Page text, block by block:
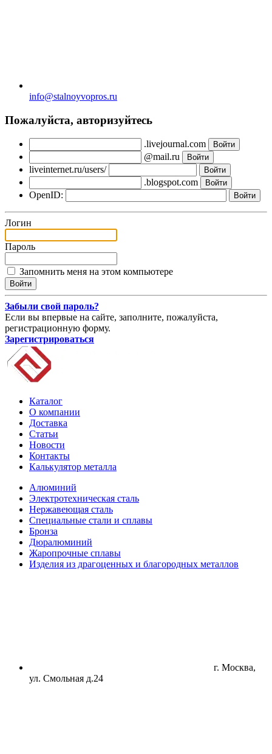
info@stalnoyvopros.ru
Пожалуйста, авторизуйтесь
.livejournal.com
@mail.ru
liveinternet.ru/users/
.blogspot.com
OpenID:
Логин
Пароль
Запомнить меня на этом компьютере
Забыли свой пароль?
Если вы впервые на сайте, заполните, пожалуйста,
регистрационную форму.
Зарегистрироваться
Каталог
О компании
Доставка
Статьи
Новости
Контакты
Калькулятор металла
Алюминий
Электротехническая сталь
Нержавеющая сталь
Специальные стали и сплавы
Бронза
Дюралюминий
Жаропрочные сплавы
Изделия из драгоценных и благородных металлов
г. Москва,
ул. Смольная д.24